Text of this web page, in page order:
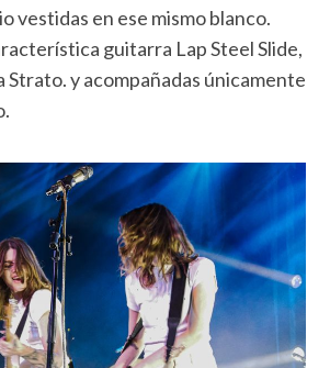
vestidas en ese mismo blanco.
guitarra Lap Steel Slide,
Strato. y acompañadas únicamente